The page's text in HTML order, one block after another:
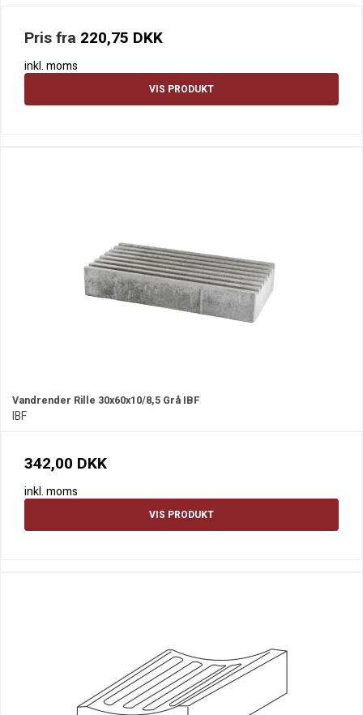
Pris fra 220,75 DKK
inkl. moms
VIS PRODUKT
Vandrender Rille 30x60x10/8,5 Grå IBF
IBF
342,00 DKK
inkl. moms
VIS PRODUKT